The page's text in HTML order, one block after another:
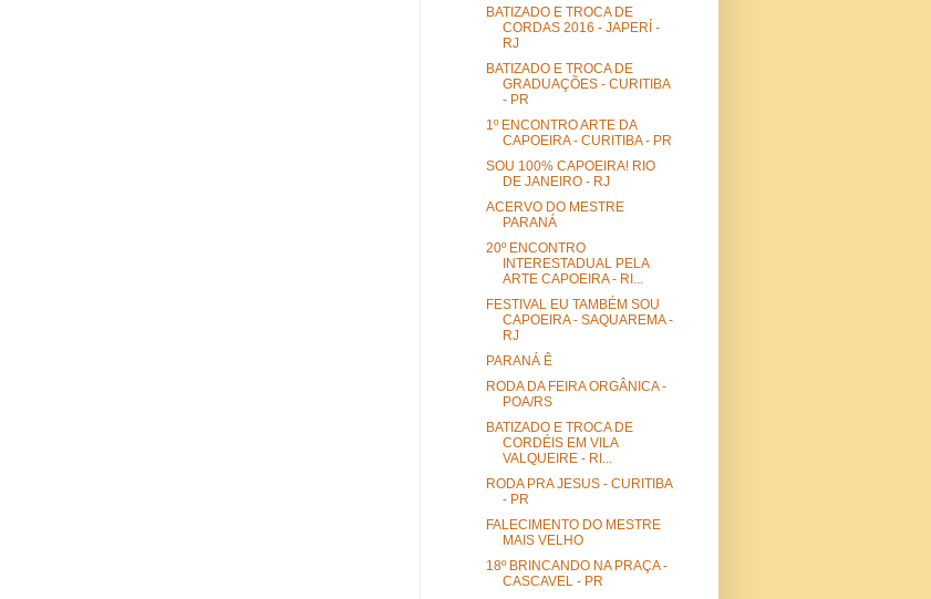
BATIZADO E TROCA DE
CORDAS 2016 - JAPERÍ -
RJ
BATIZADO E TROCA DE
GRADUAÇÕES - CURITIBA
- PR
1º ENCONTRO ARTE DA
CAPOEIRA - CURITIBA - PR
SOU 100% CAPOEIRA! RIO
DE JANEIRO - RJ
ACERVO DO MESTRE
PARANÁ
20º ENCONTRO
INTERESTADUAL PELA
ARTE CAPOEIRA - RI...
FESTIVAL EU TAMBÉM SOU
CAPOEIRA - SAQUAREMA -
RJ
PARANÁ Ê
RODA DA FEIRA ORGÂNICA -
POA/RS
BATIZADO E TROCA DE
CORDÉIS EM VILA
VALQUEIRE - RI...
RODA PRA JESUS - CURITIBA
- PR
FALECIMENTO DO MESTRE
MAIS VELHO
18º BRINCANDO NA PRAÇA -
CASCAVEL - PR